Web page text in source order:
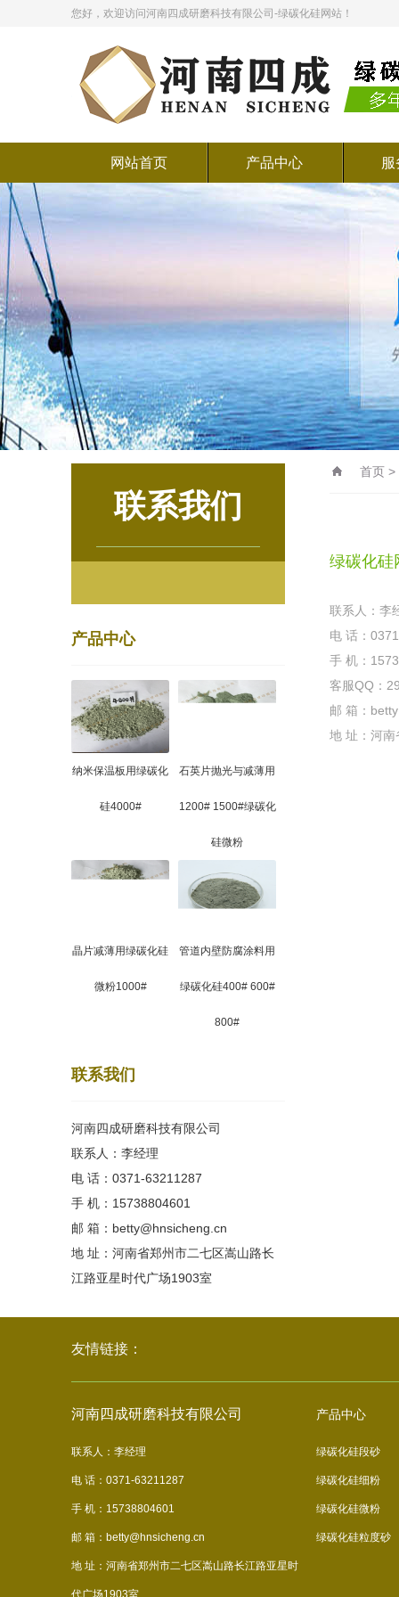
您好，欢迎访问河南四成研磨科技有限公司-绿碳化硅网站！
网站首页 产品中心
联系我们
产品中心
纳米保温板用绿碳化
硅4000#
石英片抛光与减薄用
1200# 1500#绿碳化
硅微粉
晶片减薄用绿碳化硅
微粉1000#
管道内壁防腐涂料用
绿碳化硅400# 600#
800#
联系我们
河南四成研磨科技有限公司
联系人：李经理
电 话：0371-63211287
手 机：15738804601
邮 箱：betty@hnsicheng.cn
地 址：河南省郑州市二七区嵩山路长
江路亚星时代广场1903室
首页 >
绿碳化硅
联系人：李
电 话：
手 机：
客服QQ：
邮 箱：
地 址：河
友情链接：
河南四成研磨科技有限公司
联系人：李经理
电 话：0371-63211287
手 机：15738804601
邮 箱：betty@hnsicheng.cn
地 址：河南省郑州市二七区嵩山路长江路亚星时
代广场1903室
产品中心
绿碳化硅段砂
绿碳化硅细粉
绿碳化硅微粉
绿碳化硅粒度砂